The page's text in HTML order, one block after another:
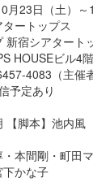
月23日（土）～
タートップス
新宿シアタート
HOUSEビル4階
4083（主催
予定あり
【脚本】池内風
本間剛・町田
かな子